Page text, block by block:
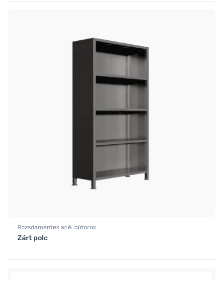
Rozsdamentes acél bútorok
Zárt polc